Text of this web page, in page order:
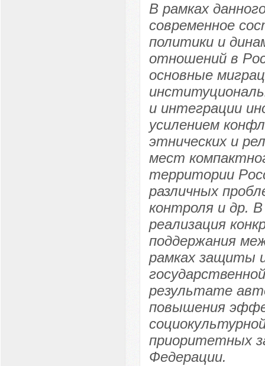
В рамках
современное
политики и
отношений в
основные
и интеграции
усилением
этнических и
мест
территории
различных
контроля и др. В
реализация
поддержания
рамках защиты
результате
повышения
приоритетных
Федерации.